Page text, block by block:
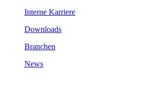
Interne Karriere
Downloads
Branchen
News